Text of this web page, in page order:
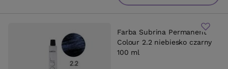
Farba Subrina Permanent
Colour 2.2 niebiesko czarny
100 ml